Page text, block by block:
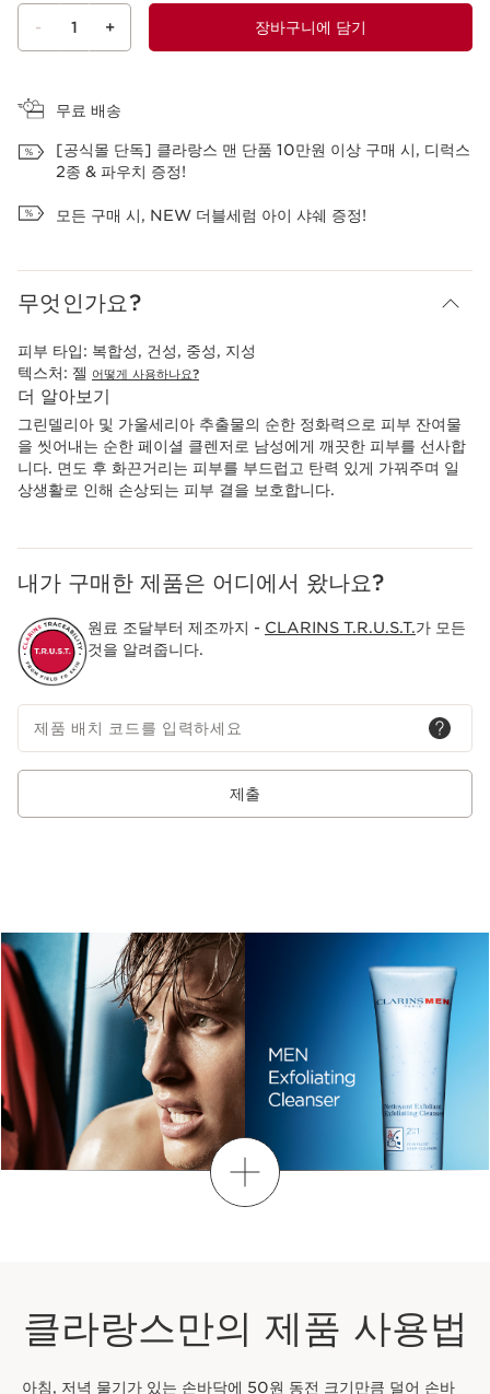
- 1 + 장바구니에 담기
무료 배송
[공식몰 단독] 클라랑스 맨 단품 10만원 이상 구매 시, 디럭스
2종 & 파우치 증정!
모든 구매 시, NEW 더블세럼 아이 샤쉐 증정!
무엇인가요?
피부 타입: 복합성, 건성, 중성, 지성
텍스처: 젤 어떻게 사용하나요?
더 알아보기
그린델리아 및 가울세리아 추출물의 순한 정화력으로 피부 잔여물
을 씻어내는 순한 페이셜 클렌저로 남성에게 깨끗한 피부를 선사합
니다. 면도 후 화끈거리는 피부를 부드럽고 탄력 있게 가꿔주며 일
상생활로 인해 손상되는 피부 결을 보호합니다.
내가 구매한 제품은 어디에서 왔나요?
원료 조달부터 제조까지 - CLARINS T.R.U.S.T.가 모든
것을 알려줍니다.
제품 배치 코드를 입력하세요
제출
더보기
클라랑스만의 제품 사용법
아침, 저녁 물기가 있는 손바닥에 50원 동전 크기만큼 덜어 손바